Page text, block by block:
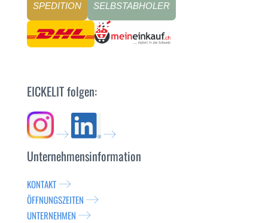
SPEDITION SELBSTABHOLER
EICKELIT folgen:
Unternehmensinformation
KONTAKT
ÖFFNUNGSZEITEN
UNTERNEHMEN